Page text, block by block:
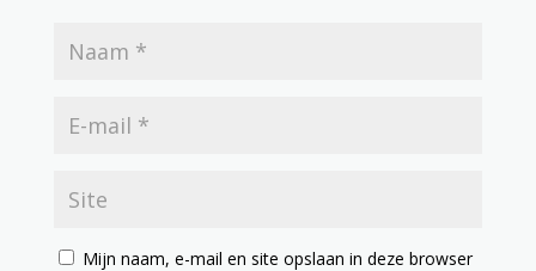
Mijn naam, e-mail en site opslaan in deze browser